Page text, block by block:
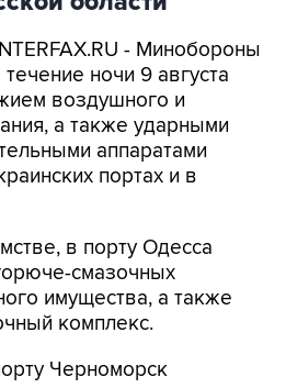
воздушного и
а также ударными
аппаратами
портах и в
в порту Одесса
имущества, а также
комплекс.
Черноморск
имущества.